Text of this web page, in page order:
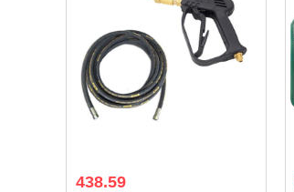
438.59